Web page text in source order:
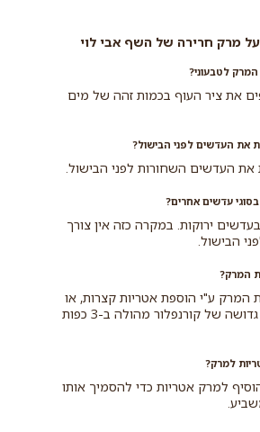
מרק חרירה של השף אבי לוי
לטבעוני?
את ציר העוף בכמות זהה של מים
את העדשים לפני הבישול?
העדשים השחורות לפני הבישול.
עדשים אחרים?
ירוקות. במקרה כזה אין צורך
הבישול.
המרק?
המרק ע"י הוספת אטריות קצרות, או
תערובת של כף גדושה של קורנפלור מהולה ב-3 כפות
למרק?
למרק אטריות כדי להסמיך אותו